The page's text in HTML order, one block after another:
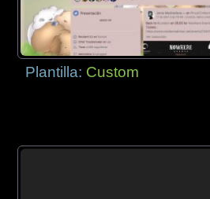
Plantilla: Custom